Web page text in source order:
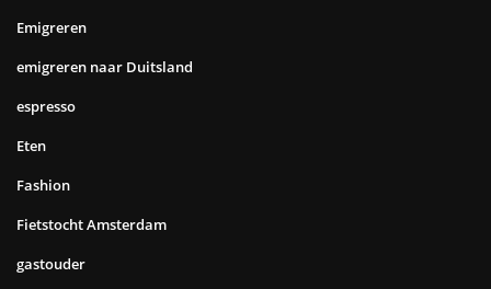
Emigreren
emigreren naar Duitsland
espresso
Eten
Fashion
Fietstocht Amsterdam
gastouder